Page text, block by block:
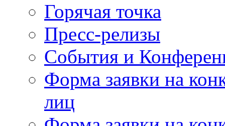
Горячая точка
Пресс-релизы
События и
Форма заявки на
лиц